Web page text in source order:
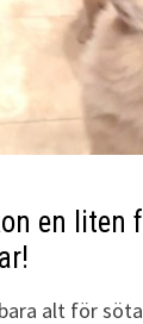
en liten
alt för